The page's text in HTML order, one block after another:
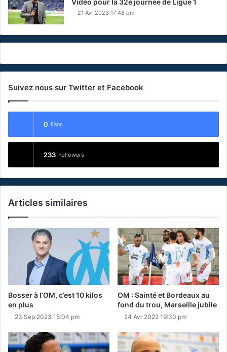
Vidéo pour la 32e journée de Ligue 1
21 Avr 2023 17:48 pm
Suivez nous sur Twitter et Facebook
0 Fans
233 Followers
Articles similaires
Bosser à l’OM, c’est 10 kilos
en plus
23 Sep 2023 15:04 pm
OM : Sainté et Bordeaux au
fond du trou, Marseille jubile
24 Avr 2022 19:30 pm